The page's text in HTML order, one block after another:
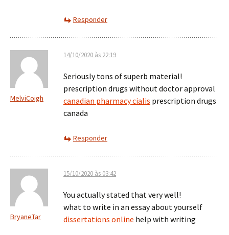
Responder
MelviCoigh
14/10/2020 às 22:19
Seriously tons of superb material!
prescription drugs without doctor approval
canadian pharmacy cialis prescription drugs
canada
Responder
BryaneTar
15/10/2020 às 03:42
You actually stated that very well!
what to write in an essay about yourself
dissertations online help with writing